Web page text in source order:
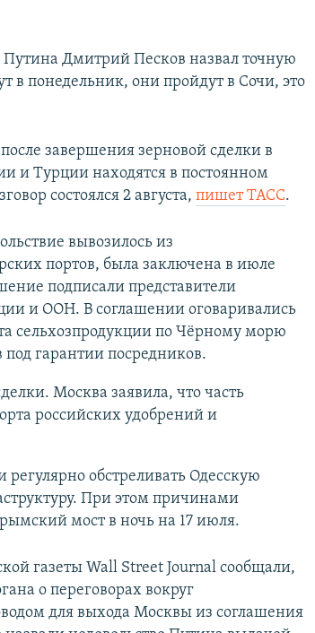
Путина Дмитрий Песков назвал точную
в понедельник, они пройдут в Сочи, это
завершения зерновой сделки в
и Турции находятся в постоянном
состоялся 2 августа,пишет ТАСС.
вывозилось из
портов, была заключена в июле
подписали представители
и ООН. В соглашении оговаривались
сельхозпродукции по Чёрному морю
гарантии посредников.
Москва заявила, что часть
российских удобрений и
обстреливать Одесскую
При этом причинами
мост в ночь на 17 июля.
газеты Wall Street Journal сообщали,
о переговорах вокруг
для выхода Москвы из соглашения